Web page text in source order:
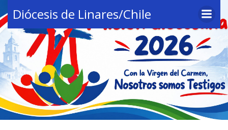
al
contenido
Diócesis de Linares/Chile